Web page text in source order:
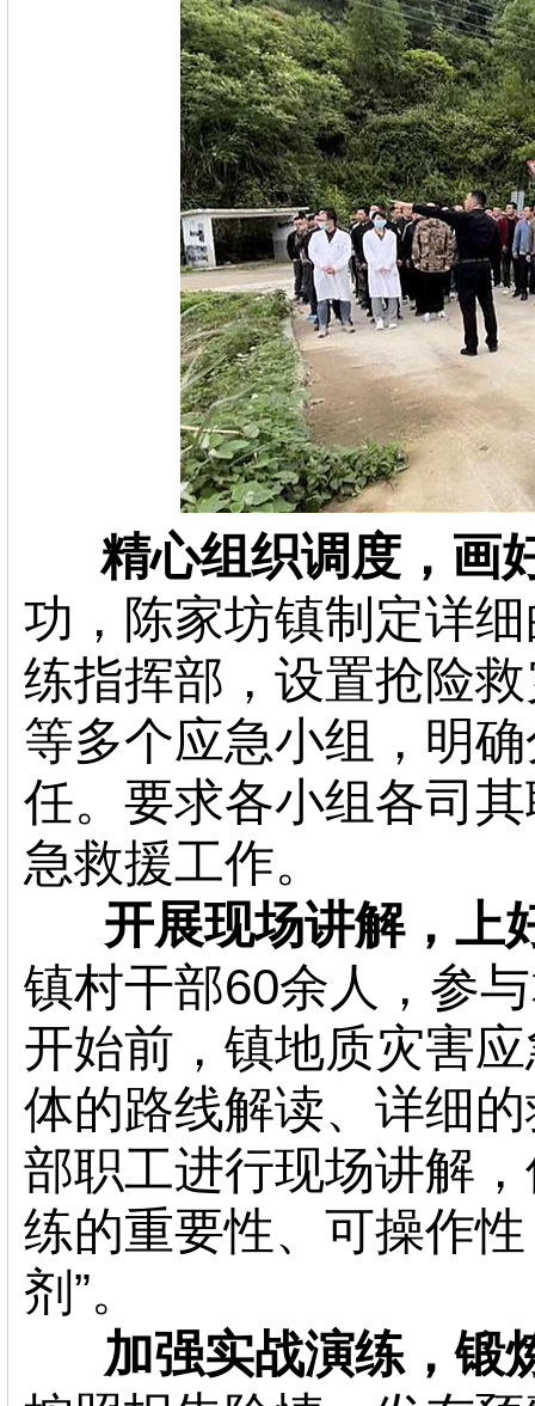
精心组织调度，画
功，陈家坊镇制定详
练指挥部，设置抢险
等多个应急小组，明
任。要求各小组各司
急救援工作。
开展现场讲解，上
镇村干部60余人，参
开始前，镇地质灾害
体的路线解读、详细
部职工进行现场讲解
练的重要性、可操作
剂”。
加强实战演练，锻